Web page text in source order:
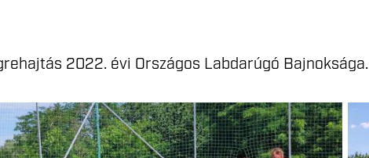
2022. évi Országos Labdarúgó Bajnoksága.